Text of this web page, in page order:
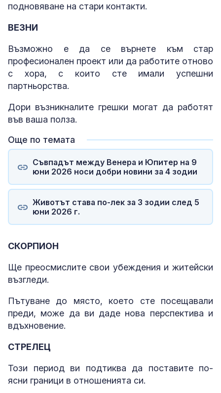
подновяване на стари контакти.
ВЕЗНИ
Възможно е да се върнете към стар
професионален проект или да работите отново
с хора, с които сте имали успешни
партньорства.
Дори възникналите грешки могат да работят
във ваша полза.
Още по темата
Съвпадът между Венера и Юпитер на 9
юни 2026 носи добри новини за 4 зодии
Животът става по-лек за 3 зодии след 5
юни 2026 г.
СКОРПИОН
Ще преосмислите свои убеждения и житейски
възгледи.
Пътуване до място, което сте посещавали
преди, може да ви даде нова перспектива и
вдъхновение.
СТРЕЛЕЦ
Този период ви подтиква да поставите по-
ясни граници в отношенията си.